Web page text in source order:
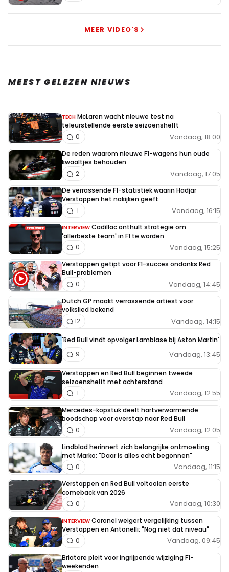
MEER VIDEO'S
MEEST GELEZEN NIEUWS
TECH McLaren wacht nieuwe test na
teleurstellende eerste seizoenshelft
Vandaag, 18:00
0
De reden waarom nieuwe F1-wagens hun oude
kwaaltjes behouden
Vandaag, 17:05
2
De verrassende F1-statistiek waarin Hadjar
Verstappen het nakijken geeft
Vandaag, 16:15
1
INTERVIEW Cadillac onthult strategie om
'allerbeste team' in F1 te worden
Vandaag, 15:25
0
Verstappen getipt voor F1-succes ondanks Red
Bull-problemen
Vandaag, 14:45
0
Dutch GP maakt verrassende artiest voor
volkslied bekend
Vandaag, 14:15
12
'Red Bull vindt opvolger Lambiase bij Aston Martin'
Vandaag, 13:45
9
Verstappen en Red Bull beginnen tweede
seizoenshelft met achterstand
Vandaag, 12:55
1
Mercedes-kopstuk deelt hartverwarmende
boodschap voor overstap naar Red Bull
Vandaag, 12:05
0
Lindblad herinnert zich belangrijke ontmoeting
met Marko: "Daar is alles echt begonnen"
Vandaag, 11:15
0
Verstappen en Red Bull voltooien eerste
comeback van 2026
Vandaag, 10:30
0
INTERVIEW Coronel weigert vergelijking tussen
Verstappen en Antonelli: "Nog niet dat niveau"
Vandaag, 09:45
0
Briatore pleit voor ingrijpende wijziging F1-
weekenden